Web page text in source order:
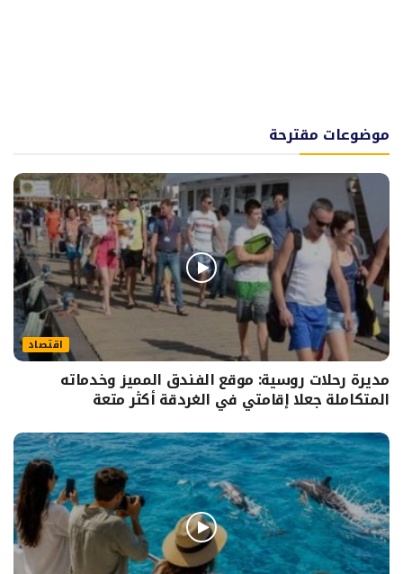
موضوعات مقترحة
اقتصاد
مديرة رحلات روسية: موقع الفندق المميز وخدماته
المتكاملة جعلا إقامتي في الغردقة أكثر متعة